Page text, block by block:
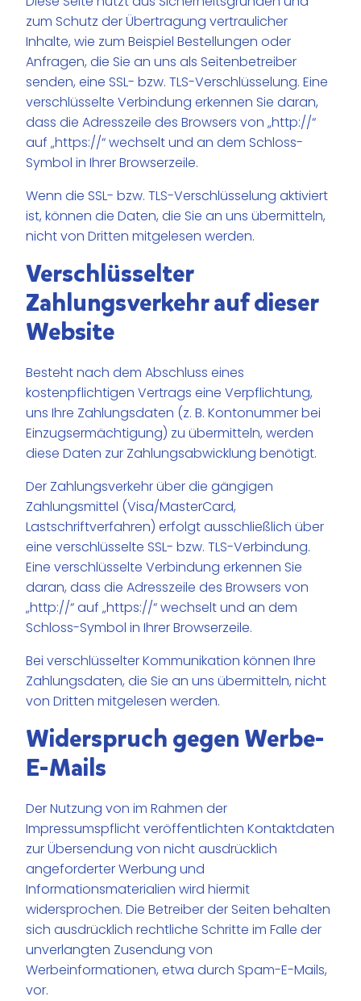
zum Schutz der Übertragung vertraulicher
Inhalte, wie zum Beispiel Bestellungen oder
Anfragen, die Sie an uns als Seitenbetreiber
senden, eine SSL- bzw. TLS-Verschlüsselung. Eine
verschlüsselte Verbindung erkennen Sie daran,
dass die Adresszeile des Browsers von „http://“
auf „https://“ wechselt und an dem Schloss-
Symbol in Ihrer Browserzeile.
Wenn die SSL- bzw. TLS-Verschlüsselung aktiviert
ist, können die Daten, die Sie an uns übermitteln,
nicht von Dritten mitgelesen werden.
Verschlüsselter
Zahlungsverkehr auf dieser
Website
Besteht nach dem Abschluss eines
kostenpflichtigen Vertrags eine Verpflichtung,
uns Ihre Zahlungsdaten (z. B. Kontonummer bei
Einzugsermächtigung) zu übermitteln, werden
diese Daten zur Zahlungsabwicklung benötigt.
Der Zahlungsverkehr über die gängigen
Zahlungsmittel (Visa/MasterCard,
Lastschriftverfahren) erfolgt ausschließlich über
eine verschlüsselte SSL- bzw. TLS-Verbindung.
Eine verschlüsselte Verbindung erkennen Sie
daran, dass die Adresszeile des Browsers von
„http://“ auf „https://“ wechselt und an dem
Schloss-Symbol in Ihrer Browserzeile.
Bei verschlüsselter Kommunikation können Ihre
Zahlungsdaten, die Sie an uns übermitteln, nicht
von Dritten mitgelesen werden.
Widerspruch gegen Werbe-
E-Mails
Der Nutzung von im Rahmen der
Impressumspflicht veröffentlichten Kontaktdaten
zur Übersendung von nicht ausdrücklich
angeforderter Werbung und
Informationsmaterialien wird hiermit
widersprochen. Die Betreiber der Seiten behalten
sich ausdrücklich rechtliche Schritte im Falle der
unverlangten Zusendung von
Werbeinformationen, etwa durch Spam-E-Mails,
vor.